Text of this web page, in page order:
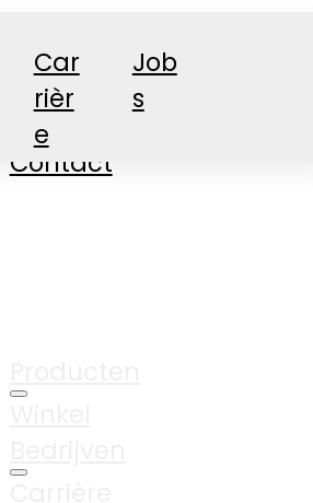
Car
rièr
e
Job
s
Nieuws
Contact